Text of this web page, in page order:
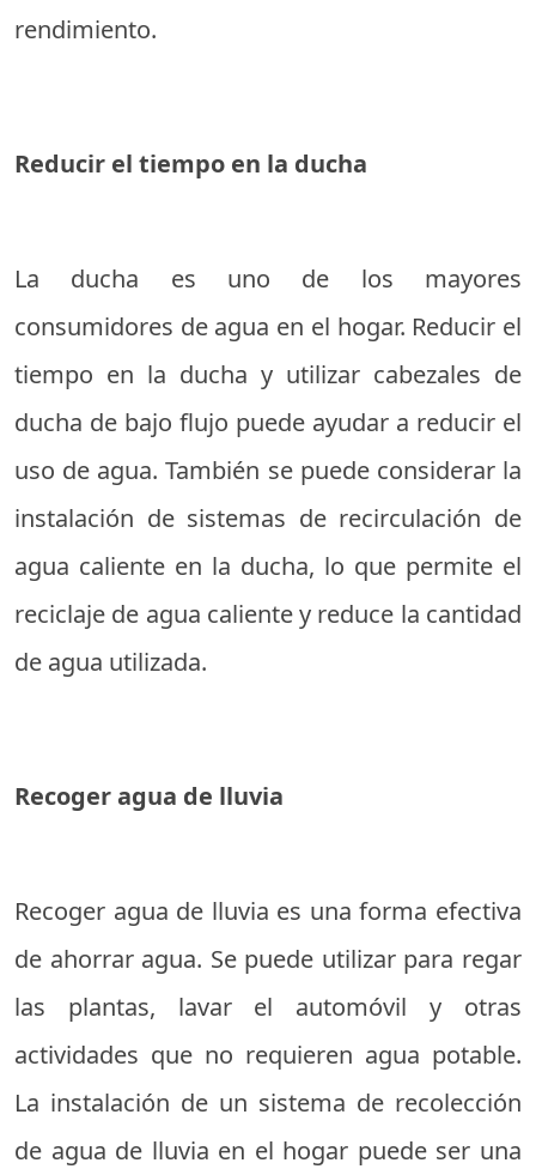
rendimiento.
Reducir el tiempo en la ducha
La ducha es uno de los mayores
consumidores de agua en el hogar. Reducir el
tiempo en la ducha y utilizar cabezales de
ducha de bajo flujo puede ayudar a reducir el
uso de agua. También se puede considerar la
instalación de sistemas de recirculación de
agua caliente en la ducha, lo que permite el
reciclaje de agua caliente y reduce la cantidad
de agua utilizada.
Recoger agua de lluvia
Recoger agua de lluvia es una forma efectiva
de ahorrar agua. Se puede utilizar para regar
las plantas, lavar el automóvil y otras
actividades que no requieren agua potable.
La instalación de un sistema de recolección
de agua de lluvia en el hogar puede ser una